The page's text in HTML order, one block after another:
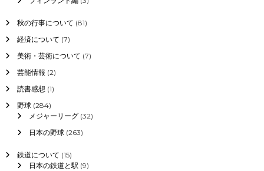
秋の行事について (81)
経済について (7)
美術・芸術について (7)
芸能情報 (2)
読書感想 (1)
野球(284)
メジャーリーグ(32)
日本の野球(263)
鉄道について (15)
日本の鉄道と駅 (9)